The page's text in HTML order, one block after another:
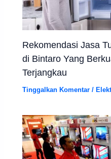
Rekomendasi Jasa
di Bintaro Yang
Terjangkau
Tinggalkan Komentar /